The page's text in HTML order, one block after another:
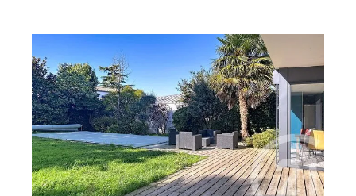
LUCON 85
198,20 m2, 9 pièces
Ref : 1423
Maison à vendre
409 000 €
LUÇON - Maison à vendre CENTURY 21 Luçon